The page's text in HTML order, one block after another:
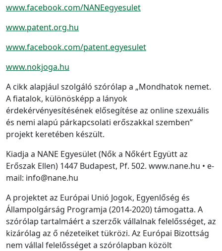
www.facebook.com/NANEegyesulet
www.patent.org.hu
www.facebook.com/patent.egyesulet
www.nokjoga.hu
A cikk alapjául szolgáló szórólap a „Mondhatok nemet.
A fiatalok, különösképp a lányok
érdekérvényesítésének elősegítése az online szexuális
és nemi alapú párkapcsolati erőszakkal szemben”
projekt keretében készült.
Kiadja a NANE Egyesület (Nők a Nőkért Együtt az
Erőszak Ellen) 1447 Budapest, Pf. 502. www.nane.hu • e-
mail: info@nane.hu
A projektet az Európai Unió Jogok, Egyenlőség és
Állampolgárság Programja (2014-2020) támogatta. A
szórólap tartalmáért a szerzők vállalnak felelősséget, az
kizárólag az ő nézeteiket tükrözi. Az Európai Bizottság
nem vállal felelősséget a szórólapban közölt